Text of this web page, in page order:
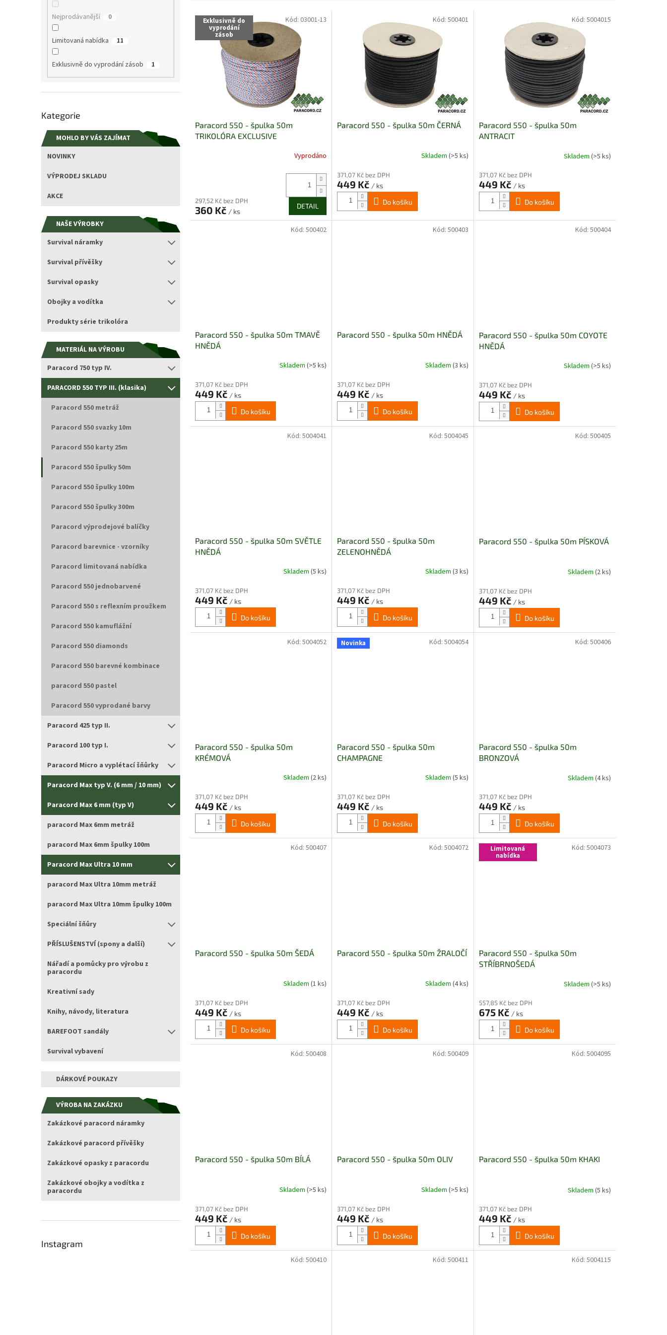
Nejprodávanější 0
Limitovaná nabídka 11
Exklusivně do vyprodání zásob 1
kategorie
Kategorie
MOHLO BY VÁS ZAJÍMAT
NOVINKY
VÝPRODEJ SKLADU
AKCE
NAŠE VÝROBKY
Survival náramky
Survival přívěšky
Survival opasky
Obojky a vodítka
Produkty série trikolóra
MATERIÁL NA VÝROBU
Paracord 750 typ IV.
PARACORD 550 TYP III. (klasika)
Paracord 550 metráž
Paracord 550 svazky 10m
Paracord 550 karty 25m
Paracord 550 špulky 50m
Paracord 550 špulky 100m
Paracord 550 špulky 300m
Paracord výprodejové balíčky
Paracord barevnice - vzorníky
Paracord limitovaná nabídka
Paracord 550 jednobarvené
Paracord 550 s reflexním proužkem
Paracord 550 kamuflážní
Paracord 550 diamonds
Paracord 550 barevné kombinace
paracord 550 pastel
Paracord 550 vyprodané barvy
Paracord 425 typ II.
Paracord 100 typ I.
Paracord Micro a vyplétací šňůrky
Paracord Max typ V. (6 mm / 10 mm)
Paracord Max 6 mm (typ V)
paracord Max 6mm metráž
paracord Max 6mm špulky 100m
Paracord Max Ultra 10 mm
paracord Max Ultra 10mm metráž
paracord Max Ultra 10mm špulky 100m
Speciální šňůry
PŘÍSLUŠENSTVÍ (spony a další)
Nářadí a pomůcky pro výrobu z
paracordu
Kreativní sady
Knihy, návody, literatura
BAREFOOT sandály
Survival vybavení
DÁRKOVÉ POUKAZY
VÝROBA NA ZAKÁZKU
Zakázkové paracord náramky
Zakázkové paracord přívěšky
Zakázkové opasky z paracordu
Zakázkové obojky a vodítka z
paracordu
Instagram
n
p
V
p
Exklusivně do
vyprodání
zásob
Paracord 550 - špulka 50m
TRIKOLÓRA EXCLUSIVE
Vyprodáno
297,52 Kč bez DPH
360 Kč / ks
DETAIL
Kód: 03001-13
Paracord 550 - špulka 50m ČERNÁ
produktu
je
5,0
5
hvězdiček.
Skladem (>5 ks)
371,07 Kč bez DPH
449 Kč / ks
Do košíku
Kód: 500401
Paracord 550 - špulka 50m
ANTRACIT
Skladem (>5 ks)
371,07 Kč bez DPH
449 Kč / ks
Do košíku
Kód: 5004015
Paracord 550 - špulka 50m TMAVĚ
HNĚDÁ
Skladem (>5 ks)
371,07 Kč bez DPH
449 Kč / ks
Do košíku
Kód: 500402
Paracord 550 - špulka 50m HNĚDÁ
Skladem (3 ks)
371,07 Kč bez DPH
449 Kč / ks
Do košíku
Kód: 500403
Paracord 550 - špulka 50m COYOTE
HNĚDÁ
Skladem (>5 ks)
371,07 Kč bez DPH
449 Kč / ks
Do košíku
Kód: 500404
Paracord 550 - špulka 50m SVĚTLE
HNĚDÁ
Skladem (5 ks)
371,07 Kč bez DPH
449 Kč / ks
Do košíku
Kód: 5004041
Paracord 550 - špulka 50m
ZELENOHNĚDÁ
Skladem (3 ks)
371,07 Kč bez DPH
449 Kč / ks
Do košíku
Kód: 5004045
Paracord 550 - špulka 50m PÍSKOVÁ
Skladem (2 ks)
371,07 Kč bez DPH
449 Kč / ks
Do košíku
Kód: 500405
Paracord 550 - špulka 50m
KRÉMOVÁ
Skladem (2 ks)
371,07 Kč bez DPH
449 Kč / ks
Do košíku
Kód: 5004052 Novinka
Paracord 550 - špulka 50m
CHAMPAGNE
Skladem (5 ks)
371,07 Kč bez DPH
449 Kč / ks
Do košíku
Kód: 5004054
Paracord 550 - špulka 50m
BRONZOVÁ
Skladem (4 ks)
371,07 Kč bez DPH
449 Kč / ks
Do košíku
Kód: 500406
Paracord 550 - špulka 50m ŠEDÁ
Skladem (1 ks)
371,07 Kč bez DPH
449 Kč / ks
Do košíku
Kód: 500407
Paracord 550 - špulka 50m ŽRALOČÍ
Skladem (4 ks)
371,07 Kč bez DPH
449 Kč / ks
Do košíku
Kód: 5004072 Limitovaná
nabídka
Paracord 550 - špulka 50m
STŘÍBRNOŠEDÁ
Skladem (>5 ks)
557,85 Kč bez DPH
675 Kč / ks
Do košíku
Kód: 5004073
Paracord 550 - špulka 50m BÍLÁ
produktu
je
5,0
5
Skladem (>5 ks)
371,07 Kč bez DPH
449 Kč / ks
Do košíku
Kód: 500408
Paracord 550 - špulka 50m OLIV
Skladem (>5 ks)
371,07 Kč bez DPH
449 Kč / ks
Do košíku
Kód: 500409
Paracord 550 - špulka 50m KHAKI
Skladem (5 ks)
371,07 Kč bez DPH
449 Kč / ks
Do košíku
Kód: 5004095
Kód: 500410 Kód: 500411 Kód: 5004115